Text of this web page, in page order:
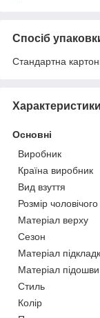
Спосіб
Стандартна
Характеристики
Основні
Виробник
Країна виробник
Вид взуття
Розмір чоловічого
Матеріал верху
Сезон
Матеріал
Матеріал підошви
Стиль
Колір